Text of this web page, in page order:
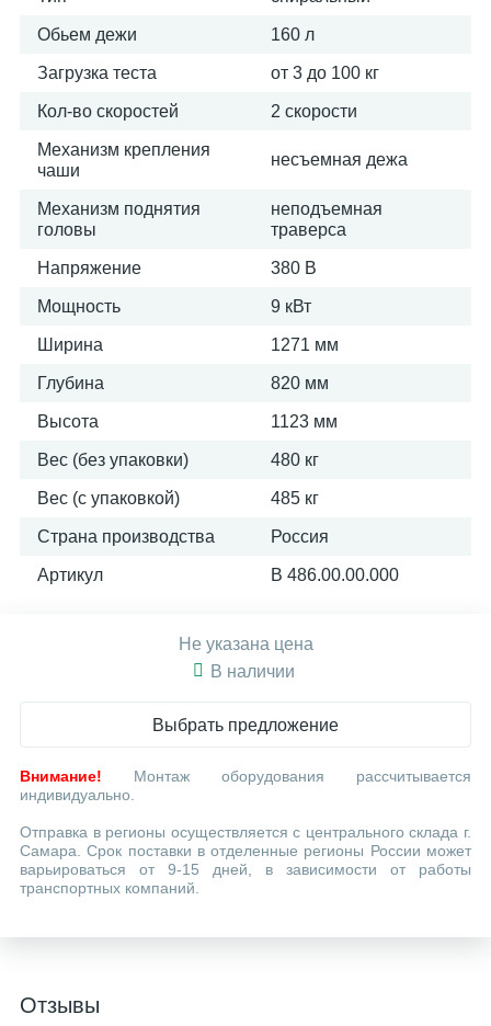
Обьем дежи 160 л
Загрузка теста от 3 до 100 кг
Кол-во скоростей 2 скорости
Механизм крепления
чаши
несъемная дежа
Механизм поднятия
головы
неподъемная
траверса
Напряжение 380 В
Мощность 9 кВт
Ширина 1271 мм
Глубина 820 мм
Высота 1123 мм
Вес (без упаковки) 480 кг
Вес (с упаковкой) 485 кг
Страна производства Россия
Артикул В 486.00.00.000
Не указана цена
В наличии
Выбрать предложение
Внимание! Монтаж оборудования рассчитывается
индивидуально.
Отправка в регионы осуществляется с центрального склада г.
Самара. Срок поставки в отделенные регионы России может
варьироваться от 9-15 дней, в зависимости от работы
транспортных компаний.
Отзывы